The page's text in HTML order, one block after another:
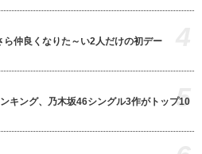
ら仲良くなりた～い2人だけの初デー
キング、乃木坂46シングル3作がトップ10
5